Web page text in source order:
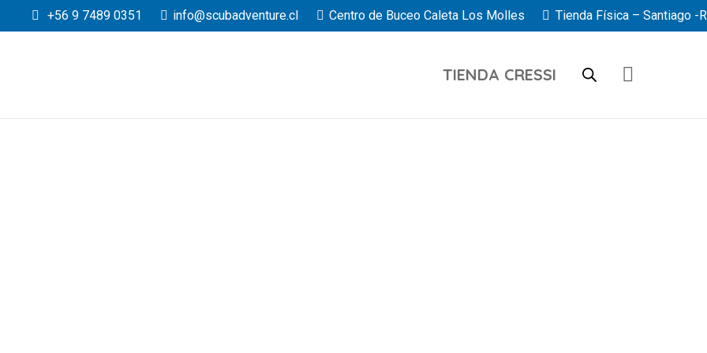
+56 9 7489 0351 info@scubadventure.cl Centro de Buceo Caleta Los Molles Tienda Física – Santiago -
TIENDA CRESSI